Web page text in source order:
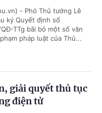
- Phó Thủ tướng Lê
ký Quyết định số
TTg bãi bỏ một số văn
pháp luật của Thủ...
giải quyết thủ tục
điện tử